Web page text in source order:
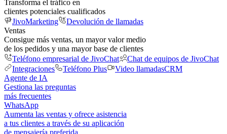
Transforma el tráfico en
clientes potenciales cualificados
JivoMarketing
Devolución de llamadas
Ventas
Consigue más ventas, un mayor valor medio
de los pedidos y una mayor base de clientes
Teléfono empresarial de JivoChat
Chat de equipos de JivoChat
Integraciones
Teléfono Plus Video llamadasCRM
Agente de IA
Gestiona las preguntas
más frecuentes
WhatsApp
Aumenta las ventas y ofrece asistencia
a tus clientes a través de su aplicación
de mensajería preferida